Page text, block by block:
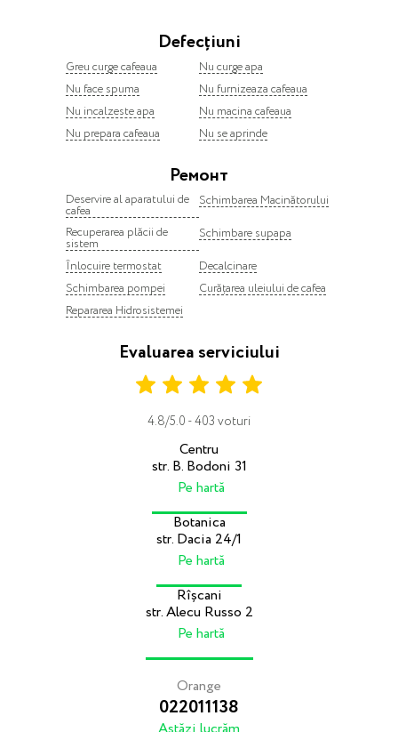
Defecțiuni
Greu curge cafeaua
Nu curge apa
Nu face spuma
Nu furnizeaza cafeaua
Nu incalzeste apa
Nu macina cafeaua
Nu prepara cafeaua
Nu se aprinde
Ремонт
Deservire al aparatului de
cafea
Schimbarea Macinătorului
Recuperarea plăcii de
sistem
Schimbare supapa
Înlocuire termostat
Decalcinare
Schimbarea pompei
Curățarea uleiului de cafea
Repararea Hidrosistemei
Evaluarea serviciului
4.8/5.0 - 403 voturi
Centru
str. B. Bodoni 31
Pe hartă
Botanica
str. Dacia 24/1
Pe hartă
Rîșcani
str. Alecu Russo 2
Pe hartă
Orange
022011138